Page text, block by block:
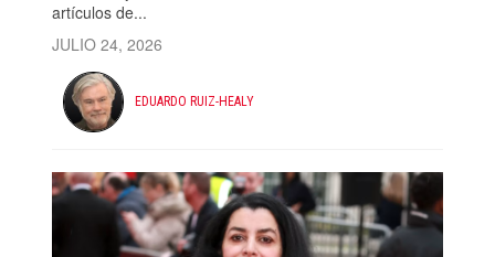
artículos de...
JULIO 24, 2026
EDUARDO RUIZ-HEALY